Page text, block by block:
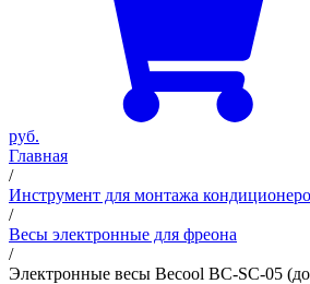
руб.
Главная
/
Инструмент для монтажа
/
Весы электронные для фреона
/
Электронные весы Becool BC-SC-05